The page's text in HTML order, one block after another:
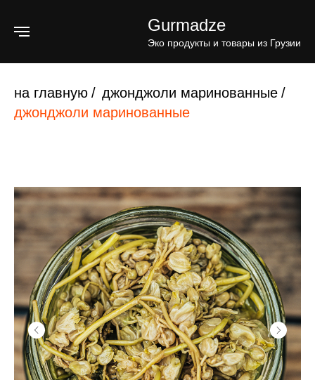
Gurmadze
Эко продукты и товары из Грузии
на главную / джонджоли маринованные /
джонджоли маринованные